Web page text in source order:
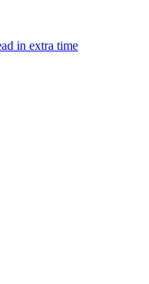
in extra time